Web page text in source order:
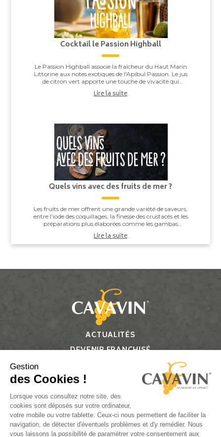
Cocktail le Passion Highball
Le Passion Highball associe la fraîcheur du Haut Marin
Littorine aux notes exotiques de l'Apibul Passion. Le jus
de citron vert apporte une touche de vivacité qui
équilibre l'ensemble, pour un co...
Lire la suite
Quels vins avec des fruits de mer ?
Les fruits de mer offrent une grande variété de saveurs,
entre l’iode des coquillages, la finesse des crustacés et les
préparations plus élaborées comme les gambas
grillées ou les noix de Saint-J...
Lire la suite
ACTUALITÉS
DEVENIR FRANCHISÉ
Suivez-nous
Gestion
des Cookies !
Lorsque vous consultez notre site, des
cookies sont déposés sur votre ordinateur,
votre mobile ou votre tablette. Ceux-ci nous permettent de faciliter la
navigation, de détecter d'éventuels problèmes et d'y remédier. Nous
vous laissons la possibilité de paramétrer votre consentement aux